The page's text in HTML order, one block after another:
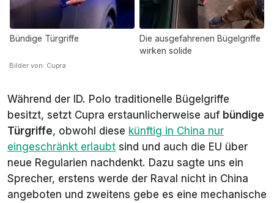
Bündige Türgriffe
Die ausgefahrenen Bügelgriffe
wirken solide
Bilder von: Cupra
Während der ID. Polo traditionelle Bügelgriffe
besitzt, setzt Cupra erstaunlicherweise auf bündige
Türgriffe, obwohl diese künftig in China nur
eingeschränkt erlaubt sind und auch die EU über
neue Regularien nachdenkt. Dazu sagte uns ein
Sprecher, erstens werde der Raval nicht in China
angeboten und zweitens gebe es eine mechanische